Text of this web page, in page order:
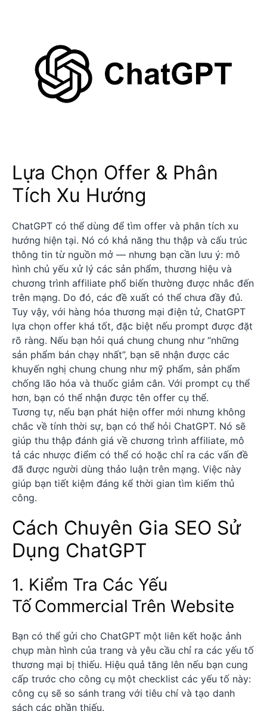
Lựa Chọn Offer & Phân
Tích Xu Hướng
ChatGPT có thể dùng để tìm offer và phân tích xu
hướng hiện tại. Nó có khả năng thu thập và cấu trúc
thông tin từ nguồn mở — nhưng bạn cần lưu ý: mô
hình chủ yếu xử lý các sản phẩm, thương hiệu và
chương trình affiliate phổ biến thường được nhắc đến
trên mạng. Do đó, các đề xuất có thể chưa đầy đủ.
Tuy vậy, với hàng hóa thương mại điện tử, ChatGPT
lựa chọn offer khá tốt, đặc biệt nếu prompt được đặt
rõ ràng. Nếu bạn hỏi quá chung chung như “những
sản phẩm bán chạy nhất”, bạn sẽ nhận được các
khuyến nghị chung chung như mỹ phẩm, sản phẩm
chống lão hóa và thuốc giảm cân. Với prompt cụ thể
hơn, bạn có thể nhận được tên offer cụ thể.
Tương tự, nếu bạn phát hiện offer mới nhưng không
chắc về tính thời sự, bạn có thể hỏi ChatGPT. Nó sẽ
giúp thu thập đánh giá về chương trình affiliate, mô
tả các nhược điểm có thể có hoặc chỉ ra các vấn đề
đã được người dùng thảo luận trên mạng. Việc này
giúp bạn tiết kiệm đáng kể thời gian tìm kiếm thủ
công.
Cách Chuyên Gia SEO Sử
Dụng ChatGPT
1. Kiểm Tra Các Yếu
Tố Commercial Trên Website
Bạn có thể gửi cho ChatGPT một liên kết hoặc ảnh
chụp màn hình của trang và yêu cầu chỉ ra các yếu tố
thương mại bị thiếu. Hiệu quả tăng lên nếu bạn cung
cấp trước cho công cụ một checklist các yếu tố này:
công cụ sẽ so sánh trang với tiêu chí và tạo danh
sách các phần thiếu.